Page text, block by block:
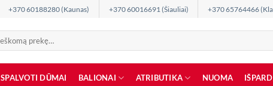
+370 60188280 (Kaunas) +370 60016691 (Šiauliai) +370 65764466
SPALVOTI DŪMAI BALIONAI ATRIBUTIKA NUOMA